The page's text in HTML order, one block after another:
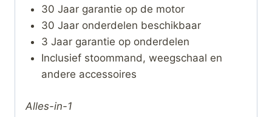
30 Jaar garantie op de motor
30 Jaar onderdelen beschikbaar
3 Jaar garantie op onderdelen
Inclusief stoommand, weegschaal en
andere accessoires
Alles-in-1